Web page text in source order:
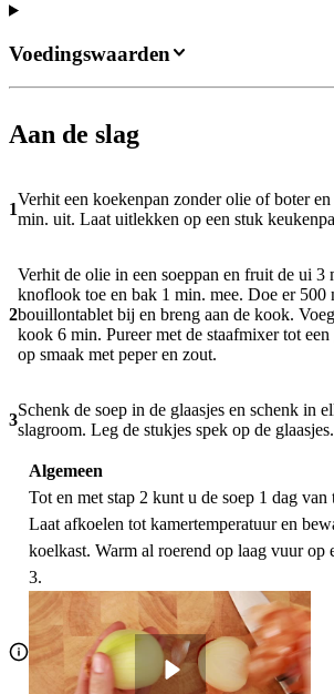
Aan de slag
1
Verhit een koekenpan zonder olie of boter
min. uit. Laat uitlekken op een stuk
2
Verhit de olie in een soeppan en fruit de ui 3
knoflook toe en bak 1 min. mee. Doe er 500
bouillontablet bij en breng aan de kook.
kook 6 min. Pureer met de staafmixer tot
op smaak met peper en zout.
3
Schenk de soep in de glaasjes en schenk in
slagroom. Leg de stukjes spek op de glaasjes.
Algemeen
Tot en met stap 2 kunt u de soep 1 dag van
Laat afkoelen tot kamertemperatuur en
koelkast. Warm al roerend op laag vuur op
3.
Voedingswaarden